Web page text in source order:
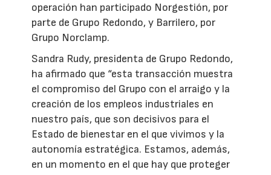
operación han participado Norgestión, por
parte de Grupo Redondo, y Barrilero, por
Grupo Norclamp.
Sandra Rudy, presidenta de Grupo Redondo,
ha afirmado que “esta transacción muestra
el compromiso del Grupo con el arraigo y la
creación de los empleos industriales en
nuestro país, que son decisivos para el
Estado de bienestar en el que vivimos y la
autonomía estratégica. Estamos, además,
en un momento en el que hay que proteger